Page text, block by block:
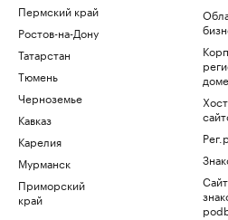
Пермский край
Ростов-на-Дону
Татарстан
Тюмень
Черноземье
Кавказ
Карелия
Мурманск
Приморский
край
Сайт